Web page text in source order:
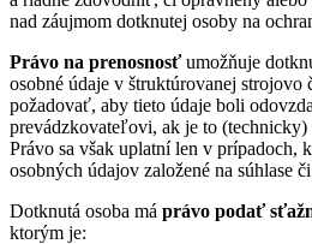
nad záujmom dotknutej osoby na
Právo na prenosnosťumožňuje
osobné údaje v štruktúrovanej
požadovať, aby tieto údaje boli
prevádzkovateľovi, ak je to (technicky)
Právo sa však uplatní len v prípadoch,
osobných údajov založené na súhlase
Dotknutá osoba má právo podať
ktorým je: